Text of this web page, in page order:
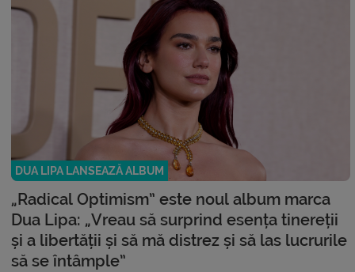
DUA LIPA LANSEAZĂ ALBUM
„Radical Optimism” este noul album marca
Dua Lipa: „Vreau să surprind esența tinereții
și a libertății și să mă distrez și să las lucrurile
să se întâmple”